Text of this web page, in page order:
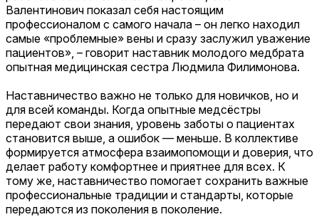
Валентинович показал себя настоящим
профессионалом с самого начала – он легко находил
самые «проблемные» вены и сразу заслужил уважение
пациентов», – говорит наставник молодого медбрата
опытная медицинская сестра Людмила Филимонова.
Наставничество важно не только для новичков, но и
для всей команды. Когда опытные медсёстры
передают свои знания, уровень заботы о пациентах
становится выше, а ошибок — меньше. В коллективе
формируется атмосфера взаимопомощи и доверия, что
делает работу комфортнее и приятнее для всех. К
тому же, наставничество помогает сохранить важные
профессиональные традиции и стандарты, которые
передаются из поколения в поколение.